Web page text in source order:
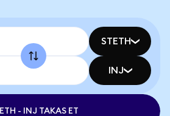
STETH
INJ
- INJ TAKAS ET